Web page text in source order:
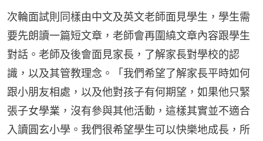
次輪面試則同樣由中文及英文老師面見學生，學生需
要先朗讀一篇短文章，老師會再圍繞文章內容跟學生
對話。老師及後會面見家長，了解家長對學校的認
識，以及其管教理念。「我們希望了解家長平時如何
跟小朋友相處，以及他對孩子有何期望，如果他只緊
張子女學業，沒有參與其他活動，這樣其實並不適合
入讀圓玄小學。我們很希望學生可以快樂地成長，所